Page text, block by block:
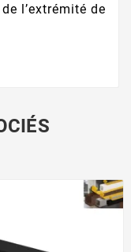
l’extrémité de